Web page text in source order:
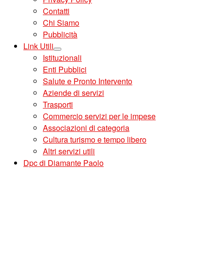
Contatti
Chi Siamo
Pubblicità
Link Utili
Istituzionali
Enti Pubblici
Salute e Pronto Intervento
Aziende di servizi
Trasporti
Commercio servizi per le impese
Associazioni di categoria
Cultura turismo e tempo libero
Altri servizi utili
Dpc di Diamante Paolo